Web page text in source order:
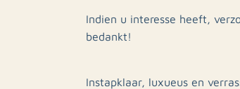
Indien u interesse heeft,
bedankt!
Instapklaar, luxueus en